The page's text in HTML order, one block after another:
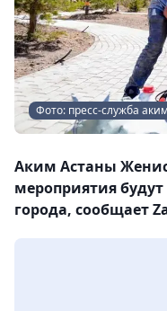
Фото: пресс-служба
Аким Астаны
мероприятия
города, сообщает